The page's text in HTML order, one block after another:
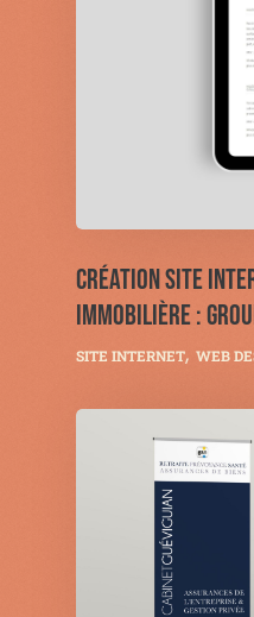
CRÉATION SITE
IMMOBILIÈRE :
SITE INTERNET WEB